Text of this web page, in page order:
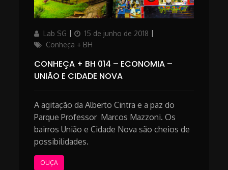
AuthorLab SG
Posted
on
15 de junho de 2018
Conheça + BH
CONHEÇA + BH 014 – ECONOMIA –
UNIÃO E CIDADE NOVA
A agitação da Alberto Cintra e a paz do
Parque Professor Marcos Mazzoni. Os
bairros União e Cidade Nova são cheios de
possibilidades.
OUÇA